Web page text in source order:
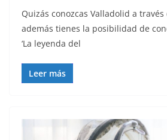
Quizás conozcas Valladolid a
además tienes la posibilidad de
‘La leyenda del
Leer más